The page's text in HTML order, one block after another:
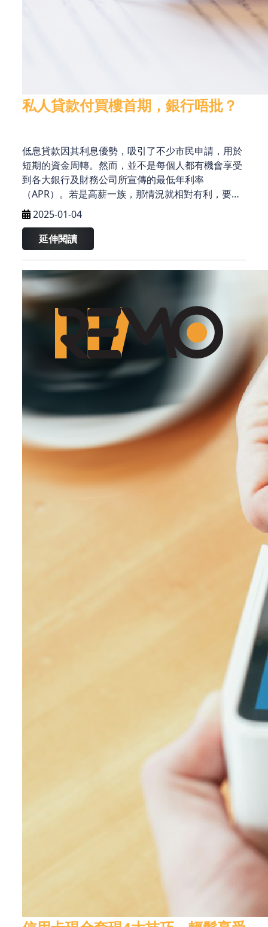
私人貸款付買樓首期，銀行唔批？
低息貸款因其利息優勢，吸引了不少市民申請，用於
短期的資金周轉。然而，並不是每個人都有機會享受
到各大銀行及財務公司所宣傳的最低年利率
（APR）。若是高薪一族，那情況就相對有利，要借
取港幣100萬且年息低於2%，並非難事。不少人看到
這樣的低息，便會心生疑問：“利息這麼低！能不能借
來作為買樓的首期呢？”
2025-01-04
延伸閱讀